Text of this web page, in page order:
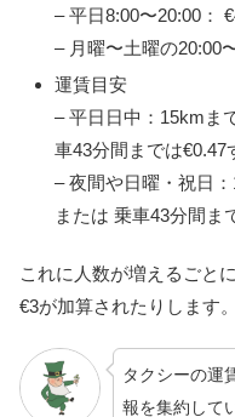
– 平日8:00〜20:00：
– 月曜〜土曜の20:00
運賃目安
– 平日日中：15kmま
車43分間までは€0.47
– 夜間や日曜・祝日
または 乗車43分間ま
これに人数が増えるごと
€3が加算されたりします。
タクシーの運
報を集約して